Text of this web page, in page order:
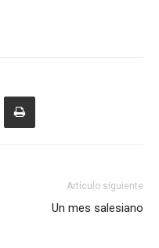
Artículo siguiente
Un mes salesiano